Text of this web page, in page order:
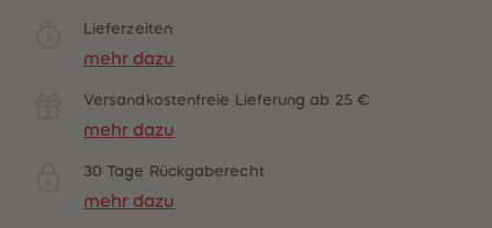
Lieferzeiten
mehr dazu
Versandkostenfreie Lieferung ab 25 €
mehr dazu
30 Tage Rückgaberecht
mehr dazu